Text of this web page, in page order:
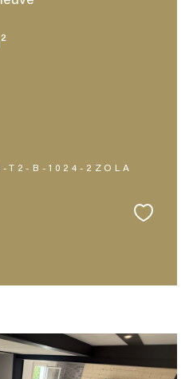
T2-B-1024-2ZOLA